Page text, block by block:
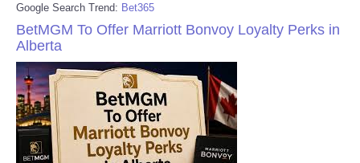
Google Search Trend: Bet365
BetMGM To Offer Marriott Bonvoy Loyalty Perks in
Alberta